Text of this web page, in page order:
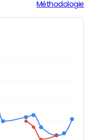
Méthodologie